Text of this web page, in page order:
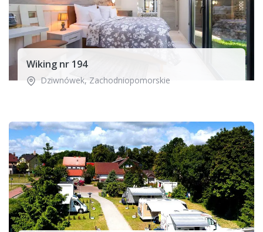
Wiking nr 194
Dziwnówek, Zachodniopomorskie